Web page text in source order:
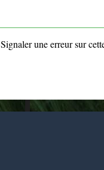
Signaler une erreur sur